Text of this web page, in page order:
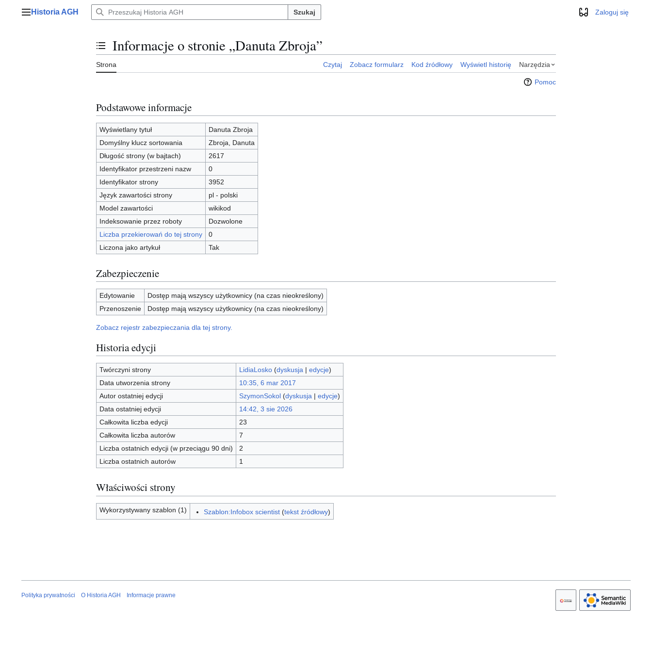
Menu główne
Historia AGH Szukaj WyglądZaloguj się
Przełącz stan spisu treści
Informacje o stronie „Danuta Zbroja”
Strona Czytaj Zobacz formularz Kod źródłowy Wyświetl historię Narzędzia
Pomoc
Podstawowe informacje
Wyświetlany tytuł
Danuta Zbroja
Domyślny klucz sortowania
Zbroja, Danuta
Długość strony (w bajtach)
2617
Identyfikator przestrzeni nazw
0
Identyfikator strony
3952
Język zawartości strony
pl - polski
Model zawartości
wikikod
Indeksowanie przez roboty
Dozwolone
Liczba przekierowań do tej strony
0
Liczona jako artykuł
Tak
Zabezpieczenie
Edytowanie
Dostęp mają wszyscy użytkownicy (na czas nieokreślony)
Przenoszenie
Dostęp mają wszyscy użytkownicy (na czas nieokreślony)
Zobacz rejestr zabezpieczania dla tej strony.
Historia edycji
Twórczyni strony LidiaLosko (dyskusja| edycje)
Data utworzenia strony
10:35, 6 mar 2017
Autor ostatniej edycji
SzymonSokol (dyskusja| edycje)
Data ostatniej edycji
14:42, 3 sie 2026
Całkowita liczba edycji
23
Całkowita liczba autorów
7
Liczba ostatnich edycji (w przeciągu 90 dni)
2
Liczba ostatnich autorów
1
Właściwości strony
Wykorzystywany szablon (1) Szablon:Infobox scientist(tekst źródłowy)
Polityka prywatności O Historia AGH Informacje prawne